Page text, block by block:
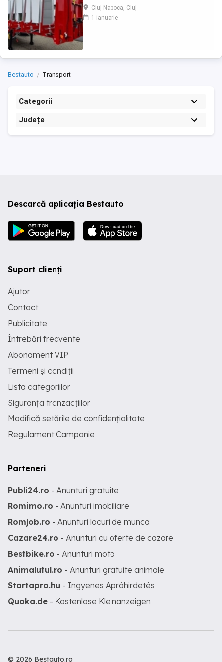
2026. VEHICULE PE STOC SAU IN PRODUCTIE
- CU TERMEN SCURT DE LIVRARE !
DESCRIERE VEHICULE: - Semiremorci
Cluj-Napoca, Cluj
1 ianuarie
Bestauto Transport
Categorii
Județe
Descarcă aplicația Bestauto
Suport clienți
Ajutor
Contact
Publicitate
Întrebări frecvente
Abonament VIP
Termeni și condiții
Lista categoriilor
Siguranța tranzacțiilor
Modifică setările de confidențialitate
Regulament Campanie
Parteneri
Publi24.ro - Anunturi gratuite
Romimo.ro - Anunturi imobiliare
Romjob.ro - Anunturi locuri de munca
Cazare24.ro - Anunturi cu oferte de cazare
Bestbike.ro - Anunturi moto
Animalutul.ro - Anunturi gratuite animale
Startapro.hu - Ingyenes Apróhirdetés
Quoka.de - Kostenlose Kleinanzeigen
© 2026 Bestauto.ro